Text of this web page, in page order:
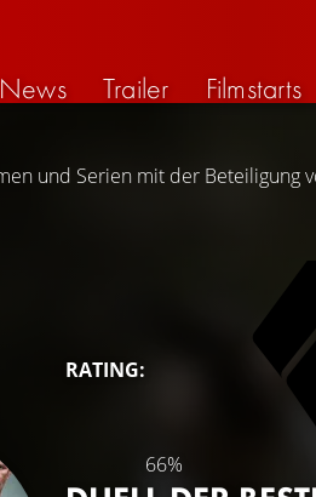
News Trailer Filmstarts
und Serien mit der Beteiligung
RATING:
66%